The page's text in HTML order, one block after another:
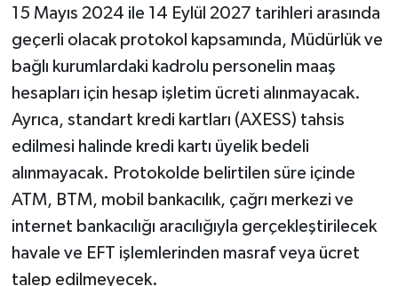
15 Mayıs 2024 ile 14 Eylül 2027 tarihleri arasında
geçerli olacak protokol kapsamında, Müdürlük ve
bağlı kurumlardaki kadrolu personelin maaş
hesapları için hesap işletim ücreti alınmayacak.
Ayrıca, standart kredi kartları (AXESS) tahsis
edilmesi halinde kredi kartı üyelik bedeli
alınmayacak. Protokolde belirtilen süre içinde
ATM, BTM, mobil bankacılık, çağrı merkezi ve
internet bankacılığı aracılığıyla gerçekleştirilecek
havale ve EFT işlemlerinden masraf veya ücret
talep edilmeyecek.